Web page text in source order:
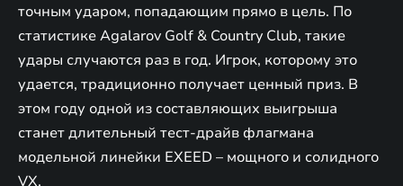
точным ударом, попадающим прямо в цель. По
статистике Agalarov Golf & Country Club, такие
удары случаются раз в год. Игрок, которому это
удается, традиционно получает ценный приз. В
этом году одной из составляющих выигрыша
станет длительный тест-драйв флагмана
модельной линейки EXEED – мощного и солидного
VX.